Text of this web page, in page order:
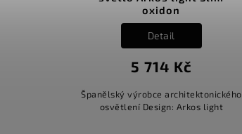
oxidon
5 714 Kč
Detail
Španělský výrobce architektonického
osvětlení Design: Arkos light